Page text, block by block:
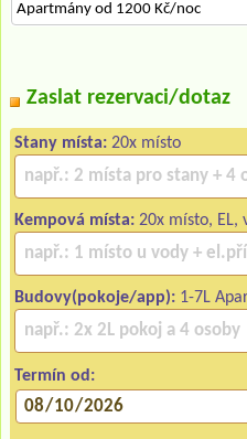
Apartmány od 1200 Kč/noc
Zaslat rezervaci/dotaz
Stany místa: 20x místo
Kempová místa: 20x místo, EL,
Budovy(pokoje/app): 1-7L
Termín od: